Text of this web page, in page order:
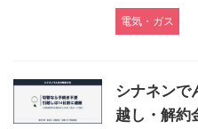
電気・ガス
シナネンで
越し・解